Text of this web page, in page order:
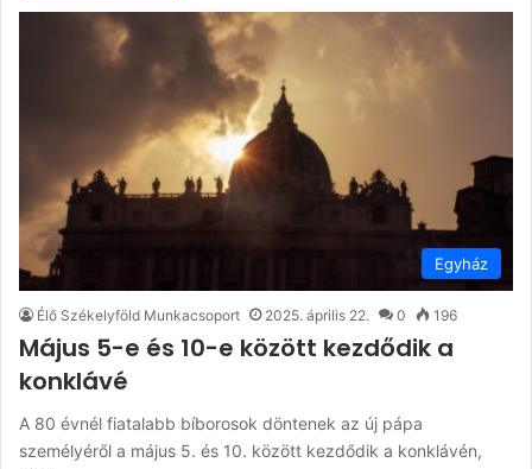
Egyház
Élő Székelyföld Munkacsoport 2025. április 22. 0 196
Május 5-e és 10-e között kezdődik a
konklávé
A 80 évnél fiatalabb bíborosok döntenek az új pápa
személyéről a május 5. és 10. között kezdődik a konklávén,